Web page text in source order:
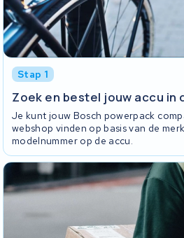
Stap 1
Zoek en bestel jouw accu in
Je kunt jouw Bosch powerpack
webshop vinden op basis van de
modelnummer op de accu.